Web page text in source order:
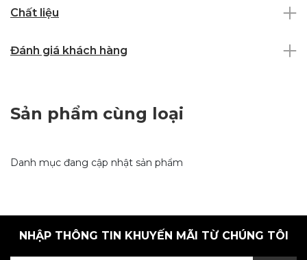
Chất liệu
Đánh giá khách hàng
Sản phẩm cùng loại
Danh mục đang cập nhật sản phẩm
NHẬP THÔNG TIN KHUYẾN MÃI TỪ CHÚNG TÔI